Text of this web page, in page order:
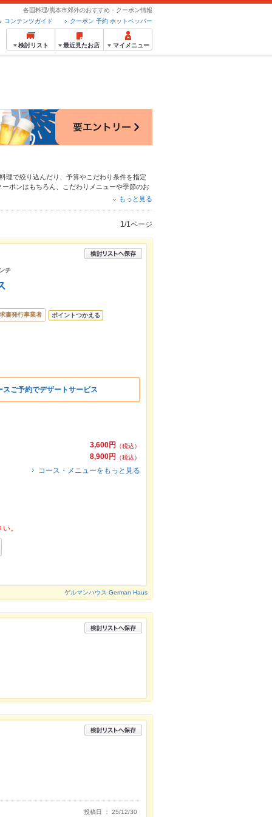
各国料理/熊本市郊外のおすすめ・クーポン情報
クーポン 予約 ホットペッパー
コンテンツガイド
検討リスト 最近見たお店 マイメニュー
理で絞り込んだり、予算やこだわり条件を指定
ポンはもちろん、こだわりメニューや季節のお
が使えるお店も拡大中です。友達どうしの飲み
もっと見る
1/1ページ
チ
書発行事業者 ポイントつかえる
ご予約でデザートサービス
3,600円 （税込）
8,900円 （税込）
コース・メニューをもっと見る
。
ゲルマンハウス German Haus
投稿日 ： 25/12/30